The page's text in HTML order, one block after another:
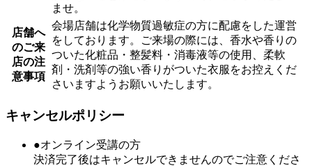
ませ。
店舗へ
のご来
店の注
意事項
会場店舗は化学物質過敏症の方に配慮をした運営
をしております。ご来場の際には、香水や香りの
ついた化粧品・整髪料・消毒液等の使用、柔軟
剤・洗剤等の強い香りがついた衣服をお控えくだ
さいますようお願いいたします。
キャンセルポリシー
●オンライン受講の方
決済完了後はキャンセルできませんのでご注意くださ